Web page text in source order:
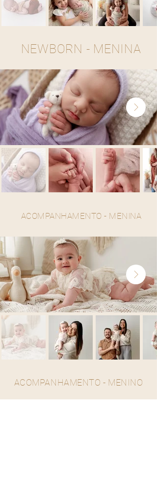
NEWBORN - MENINA
ACOMPANHAMENTO - MENINA
ACOMPANHAMENTO - MENINO